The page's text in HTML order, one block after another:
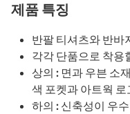
제품 특징
반팔 티셔츠와 반바
각각 단품으로 착용
상의 : 면과 우븐 소
색 포켓과 아트웍
하의 : 신축성이 우